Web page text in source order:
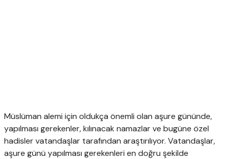
Müslüman alemi için oldukça önemli olan aşure gününde,
yapılması gerekenler, kılınacak namazlar ve bugüne özel
hadisler vatandaşlar tarafından araştırılıyor. Vatandaşlar,
aşure günü yapılması gerekenleri en doğru şekilde